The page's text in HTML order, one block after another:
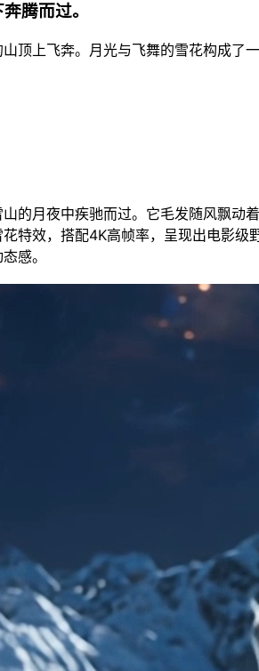
腾而过。
顶上飞奔。月光与飞舞的雪花构成了
的月夜中疾驰而过。它毛发随风飘动
特效，搭配4K高帧率，呈现出电影
感。